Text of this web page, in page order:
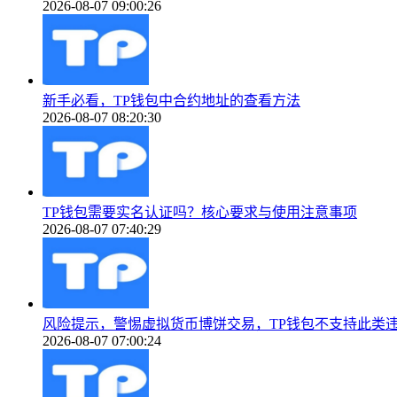
2026-08-07 09:00:26
新手必看，TP钱包中合约地址的查看方法
2026-08-07 08:20:30
TP钱包需要实名认证吗？核心要求与使用注意事项
2026-08-07 07:40:29
风险提示，警惕虚拟货币博饼交易，TP钱包不支持此类
2026-08-07 07:00:24